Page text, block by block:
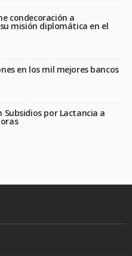
condecoración a
misión diplomática en el
en los mil mejores bancos
Subsidios por Lactancia a